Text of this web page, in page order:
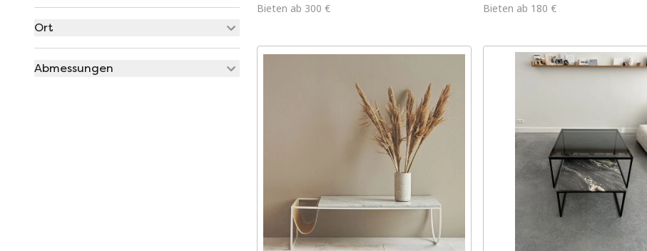
Ort
Abmessungen
Bieten ab 300 € Bieten ab 180 €